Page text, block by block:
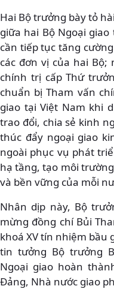
Hai Bộ trưởng bày tỏ
giữa hai Bộ Ngoại
cần tiếp tục tăng
các đơn vị của hai
chính trị cấp Thứ
chuẩn bị Tham vấn
giao tại Việt Nam khi
trao đổi, chia sẻ kinh
thúc đẩy ngoại giao
ngoài phục vụ phát
hạ tầng, tạo môi
và bền vững của mỗi
Nhân dịp này, Bộ
mừng đồng chí Bủi
khoá XV tín nhiệm bầu
tin tưởng Bộ trưởng
Ngoại giao hoàn
Đảng, Nhà nước giao